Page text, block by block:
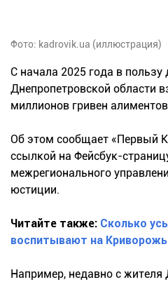
Фото: kadrovik.ua (иллюстрация)
С начала 2025 года в пользу
Днепропетровской области
миллионов гривен
Об этом сообщает «Первый
ссылкой на Фейсбук-
межрегионального
юстиции.
Читайте также: Сколько
воспитывают на
Например, недавно с